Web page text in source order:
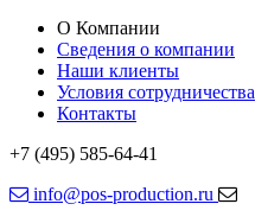
О Компании
Сведения о компании
Наши клиенты
Условия сотрудничества
Контакты
+7 (495) 585-64-41
info@pos-production.ru